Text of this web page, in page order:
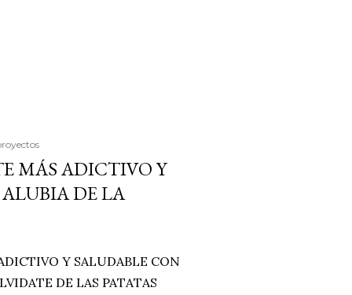
MÁS ADICTIVO Y
DE LA
Y SALUDABLE CON
DE LAS PATATAS